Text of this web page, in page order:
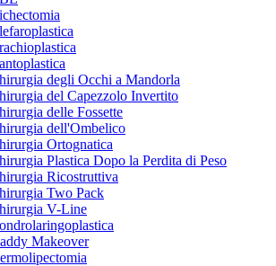
degli Occhi a Mandorla
del Capezzolo Invertito
delle Fossette
dell'Ombelico
Ortognatica
Plastica Dopo la Perdita di Peso
Ricostruttiva
Two Pack
V-Line
Makeover